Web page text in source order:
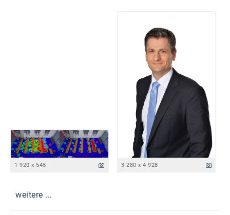
1 920 x 545 3 280 x 4 928
weitere ...